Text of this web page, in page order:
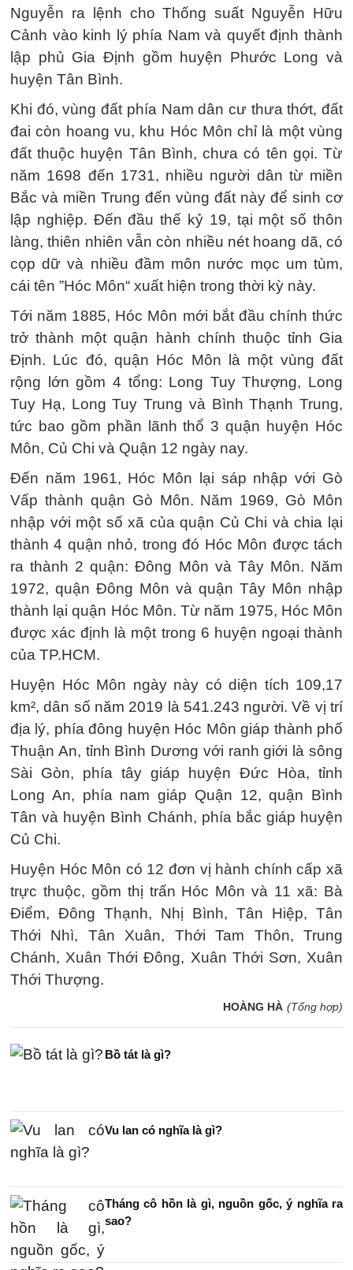
Nguyễn ra lệnh cho Thống suất Nguyễn Hữu
Cảnh vào kinh lý phía Nam và quyết định thành
lập phủ Gia Định gồm huyện Phước Long và
huyện Tân Bình.
Khi đó, vùng đất phía Nam dân cư thưa thớt, đất
đai còn hoang vu, khu Hóc Môn chỉ là một vùng
đất thuộc huyện Tân Bình, chưa có tên gọi. Từ
năm 1698 đến 1731, nhiều người dân từ miền
Bắc và miền Trung đến vùng đất này để sinh cơ
lập nghiệp. Đến đầu thế kỷ 19, tại một số thôn
làng, thiên nhiên vẫn còn nhiều nét hoang dã, có
cọp dữ và nhiều đầm môn nước mọc um tùm,
cái tên ”Hóc Môn“ xuất hiện trong thời kỳ này.
Tới năm 1885, Hóc Môn mới bắt đầu chính thức
trở thành một quận hành chính thuộc tỉnh Gia
Định. Lúc đó, quận Hóc Môn là một vùng đất
rộng lớn gồm 4 tổng: Long Tuy Thượng, Long
Tuy Hạ, Long Tuy Trung và Bình Thạnh Trung,
tức bao gồm phần lãnh thổ 3 quận huyện Hóc
Môn, Củ Chi và Quận 12 ngày nay.
Đến năm 1961, Hóc Môn lại sáp nhập với Gò
Vấp thành quận Gò Môn. Năm 1969, Gò Môn
nhập với một số xã của quận Củ Chi và chia lại
thành 4 quận nhỏ, trong đó Hóc Môn được tách
ra thành 2 quận: Đông Môn và Tây Môn. Năm
1972, quận Đông Môn và quận Tây Môn nhập
thành lại quận Hóc Môn. Từ năm 1975, Hóc Môn
được xác định là một trong 6 huyện ngoại thành
của TP.HCM.
Huyện Hóc Môn ngày này có diện tích 109,17
km², dân số năm 2019 là 541.243 người. Về vị trí
địa lý, phía đông huyện Hóc Môn giáp thành phố
Thuận An, tỉnh Bình Dương với ranh giới là sông
Sài Gòn, phía tây giáp huyện Đức Hòa, tỉnh
Long An, phía nam giáp Quận 12, quận Bình
Tân và huyện Bình Chánh, phía bắc giáp huyện
Củ Chi.
Huyện Hóc Môn có 12 đơn vị hành chính cấp xã
trực thuộc, gồm thị trấn Hóc Môn và 11 xã: Bà
Điểm, Đông Thạnh, Nhị Bình, Tân Hiệp, Tân
Thới Nhì, Tân Xuân, Thới Tam Thôn, Trung
Chánh, Xuân Thới Đông, Xuân Thới Sơn, Xuân
Thới Thượng.
HOÀNG HÀ (Tổng hợp)
Bồ tát là gì?
Vu lan có nghĩa là gì?
Tháng cô hồn là gì, nguồn gốc, ý nghĩa ra
sao?